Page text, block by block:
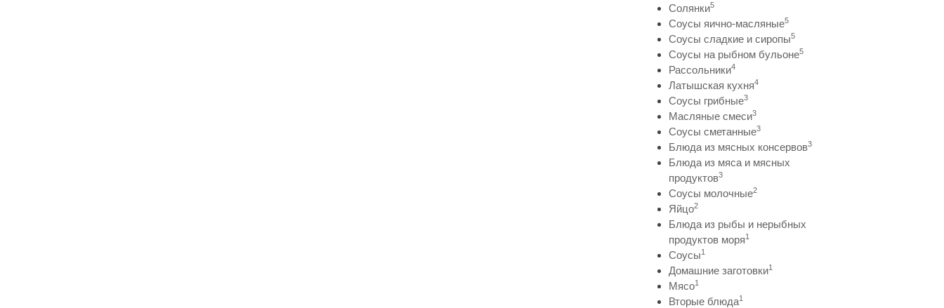
Солянки5
Соусы яично-масляные5
Соусы сладкие и сиропы5
Соусы на рыбном бульоне5
Рассольники4
Латышская кухня4
Соусы грибные3
Масляные смеси3
Соусы сметанные3
Блюда из мясных консервов3
Блюда из мяса и мясных
продуктов3
Соусы молочные2
Яйцо2
Блюда из рыбы и нерыбных
продуктов моря1
Соусы1
Домашние заготовки1
Мясо1
Вторые блюда1